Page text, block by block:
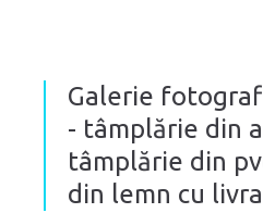
Galerie
- tâmplărie din
tâmplărie din
din lemn cu